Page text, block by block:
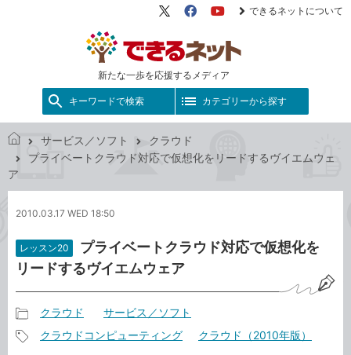
新たな一歩を応援するメディア
X（旧
FacebookYouTube
できるネットについて
キーワードで検索 カテゴリーから探す
で
ッ
サービス／ソフト
クラウド
プライベートクラウド対応で仮想化をリードするヴイエムウェ
ア
2010.03.17 WED 18:50
レッスン20
プライベートクラウド対応で仮想化を
リードするヴイエムウェア
事
クラウド サービス／ソフト
クラウドコンピューティング クラウド（2010年版）